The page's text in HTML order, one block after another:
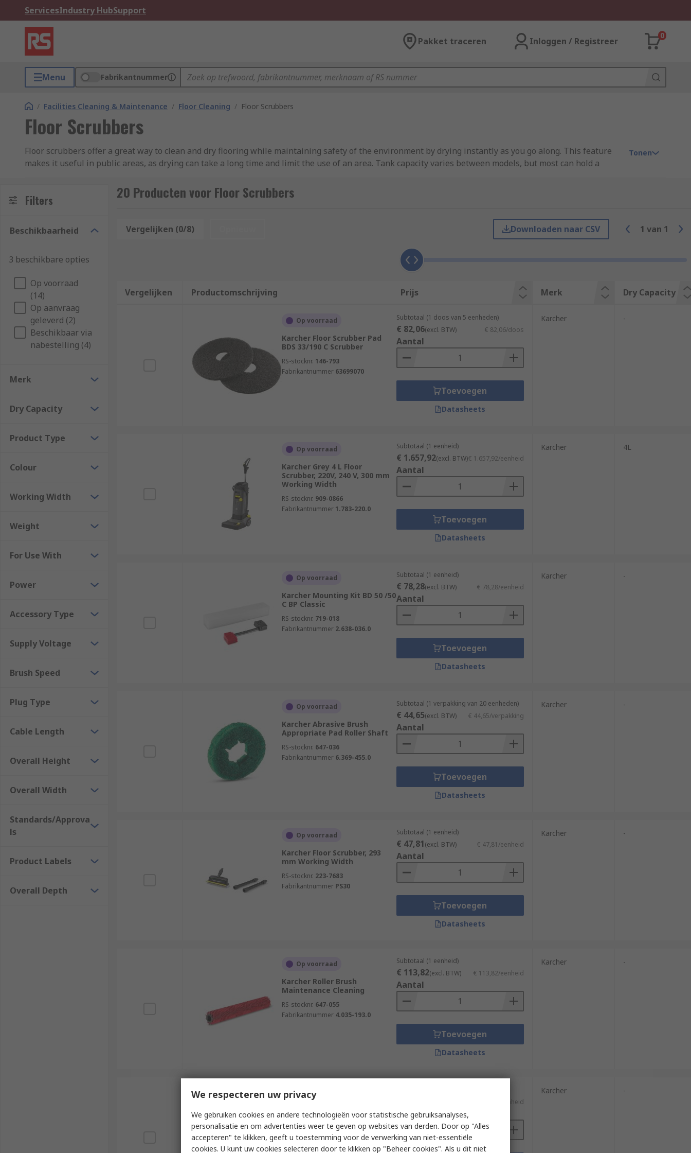
ServicesIndustry HubSupport
Pakket traceren Inloggen / Registreer
0
Menu Fabrikantnummer
/ Facilities Cleaning & Maintenance / Floor Cleaning / Floor Scrubbers
Floor Scrubbers
Floor scrubbers offer a great way to clean and dry flooring while maintaining safety of the environment by drying instantly as you go along. This feature
makes it useful in public areas, as drying can take a long time and limit the use of an area. Tank capacity varies between models, but most can hold a
designed with accessories in mind, you can find a large range of brushes and replacement parts available which are easy to install and maintain.
A floor scrubber takes the effort out of brushing and moping a hard floor surface. Bristles rotate to scrub the floor with added cleaning solution to
enhance the scrubbing to lift dust and dirt from the surface. A vacuum is then used to lift the dirty solution from the surface, leaving you a clean and dry
floor for walking on. Floor scrubbers are great for high-traffic areas as they thoroughly clean the area swiftly and effectively, leaving a spotless dry finish.
Tonen
Filters
Beschikbaarheid
3 beschikbare opties
Op voorraad
(14)
Op aanvraag
geleverd (2)
Beschikbaar via
nabestelling (4)
Merk
Dry Capacity
Product Type
Colour
Working Width
Weight
For Use With
Power
Accessory Type
Supply Voltage
Brush Speed
Plug Type
Cable Length
Overall Height
Overall Width
Standards/Approva
ls
Product Labels
Overall Depth
20 Producten voor Floor Scrubbers
Vergelijken (0/8) Downloaden naar CSV 1 van 1
Vergelijken Productomschrijving Prijs Merk Dry Capacity
Op voorraad
Karcher Floor Scrubber Pad
BDS 33/190 C Scrubber
RS-stocknr. 146-793
Fabrikantnummer 63699070
Subtotaal (1 doos van 5 eenheden)
€ 82,06(excl. BTW) € 82,06/doos
Aantal
Toevoegen
Datasheets
Karcher -
Op voorraad
Karcher Grey 4 L Floor
Scrubber, 220V, 240 V, 300 mm
Working Width
RS-stocknr. 909-0866
Fabrikantnummer 1.783-220.0
Subtotaal (1 eenheid)
€ 1.657,92(excl. BTW)€ 1.657,92/eenheid
Aantal
Toevoegen
Datasheets
Karcher 4L
Op voorraad
Karcher Mounting Kit BD 50 /50
C BP Classic
RS-stocknr. 719-018
Fabrikantnummer 2.638-036.0
Subtotaal (1 eenheid)
€ 78,28(excl. BTW) € 78,28/eenheid
Aantal
Toevoegen
Datasheets
Karcher -
Op voorraad
Karcher Abrasive Brush
Appropriate Pad Roller Shaft
RS-stocknr. 647-036
Fabrikantnummer 6.369-455.0
Subtotaal (1 verpakking van 20 eenheden)
€ 44,65(excl. BTW) € 44,65/verpakking
Aantal
Toevoegen
Datasheets
Karcher -
Op voorraad
Karcher Floor Scrubber, 293
mm Working Width
RS-stocknr. 223-7683
Fabrikantnummer PS30
Subtotaal (1 eenheid)
€ 47,81(excl. BTW) € 47,81/eenheid
Aantal
Toevoegen
Datasheets
Karcher -
Op voorraad
Karcher Roller Brush
Maintenance Cleaning
RS-stocknr. 647-055
Fabrikantnummer 4.035-193.0
Subtotaal (1 eenheid)
€ 113,82(excl. BTW) € 113,82/eenheid
Aantal
Toevoegen
Datasheets
Karcher -
Op voorraad
Karcher Roller Brush BR 40/10 C
Scrubber
RS-stocknr.
707-4948
4.762-458.0
€ 74,03/eenheid
Aantal
Karcher -
We respecteren uw privacy
We gebruiken cookies en andere technologieën voor statistische gebruiksanalyses,
personalisatie en om advertenties weer te geven op websites van derden. Door op "Alles
accepteren" te klikken, geeft u toestemming voor de verwerking van niet-essentiële
cookies. U kunt uw cookies selecteren door te klikken op "Beheer cookies". Als u dit niet